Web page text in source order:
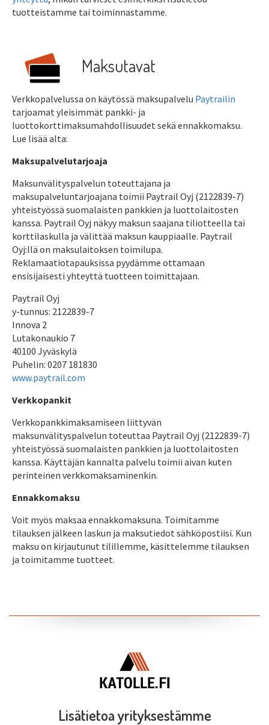
tuotteistamme tai toiminnastamme.
Maksutavat
Verkkopalvelussa on käytössä maksupalvelu Paytrailin
tarjoamat yleisimmät pankki- ja
luottokorttimaksumahdollisuudet sekä ennakkomaksu.
Lue lisää alta:
Maksupalvelutarjoaja
Maksunvälityspalvelun toteuttajana ja
maksupalveluntarjoajana toimii Paytrail Oyj (2122839-7)
yhteistyössä suomalaisten pankkien ja luottolaitosten
kanssa. Paytrail Oyj näkyy maksun saajana tiliotteella tai
korttilaskulla ja välittää maksun kauppiaalle. Paytrail
Oyj:llä on maksulaitoksen toimilupa.
Reklamaatiotapauksissa pyydämme ottamaan
ensisijaisesti yhteyttä tuotteen toimittajaan.
Paytrail Oyj
y-tunnus: 2122839-7
Innova 2
Lutakonaukio 7
40100 Jyväskylä
Puhelin: 0207 181830
www.paytrail.com
Verkkopankit
Verkkopankkimaksamiseen liittyvän
maksunvälityspalvelun toteuttaa Paytrail Oyj (2122839-7)
yhteistyössä suomalaisten pankkien ja luottolaitosten
kanssa. Käyttäjän kannalta palvelu toimii aivan kuten
perinteinen verkkomaksaminenkin.
Ennakkomaksu
Voit myös maksaa ennakkomaksuna. Toimitamme
tilauksen jälkeen laskun ja maksutiedot sähköpostiisi. Kun
maksu on kirjautunut tilillemme, käsittelemme tilauksen
ja toimitamme tuotteet.
Lisätietoa yrityksestämme